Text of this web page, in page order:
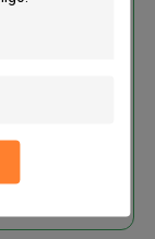
Foil